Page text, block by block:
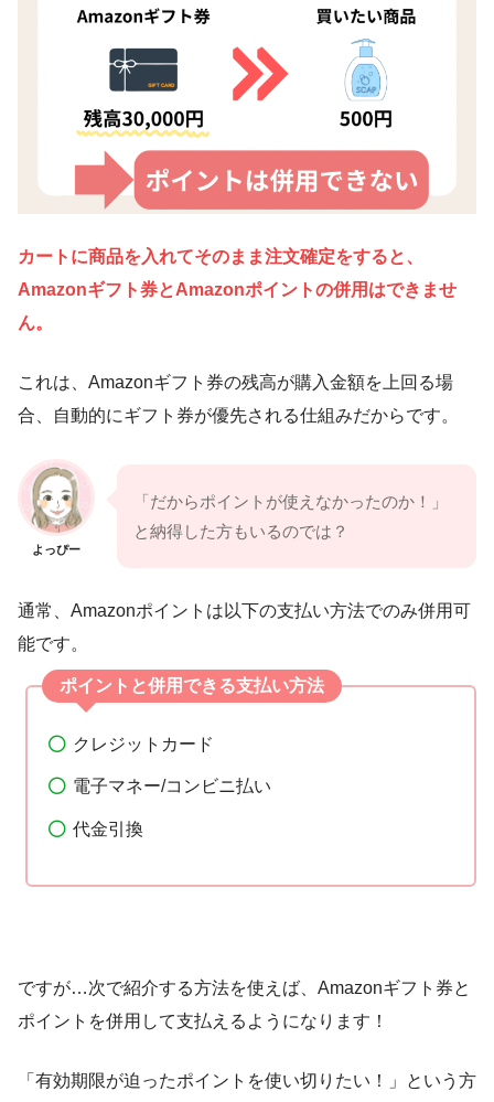
カートに商品を入れてそのまま注文確定をすると、
Amazonギフト券とAmazonポイントの併用はできませ
ん。
これは、Amazonギフト券の残高が購入金額を上回る場
合、自動的にギフト券が優先される仕組みだからです。
よっぴー
「だからポイントが使えなかったのか！」
と納得した方もいるのでは？
通常、Amazonポイントは以下の支払い方法でのみ併用可
能です。
ポイントと併用できる支払い方法
クレジットカード
電子マネー/コンビニ払い
代金引換
ですが…次で紹介する方法を使えば、Amazonギフト券と
ポイントを併用して支払えるようになります！
「有効期限が迫ったポイントを使い切りたい！」という方